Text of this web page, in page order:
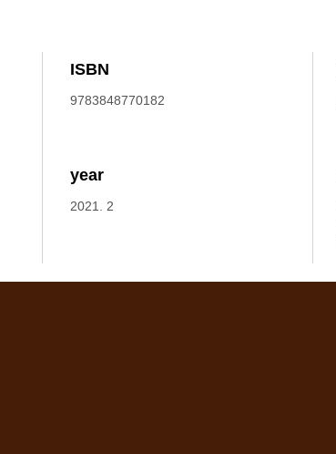
ISBN
9783848770182
year
2021. 2